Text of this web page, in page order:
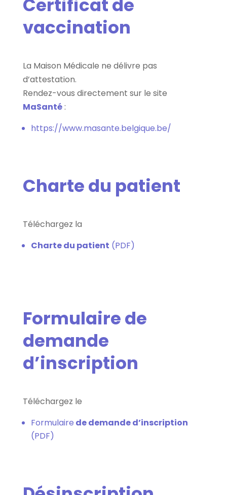
Certificat de
vaccination
La Maison Médicale ne délivre pas
d’attestation.
Rendez-vous directement sur le site
MaSanté:
https://www.masante.belgique.be/
Charte du patient
Téléchargez la
Charte du patient (PDF)
Formulaire de
demande
d’inscription
Téléchargez le
Formulaire de demande d’inscription
(PDF)